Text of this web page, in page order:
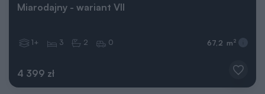
Miarodajny - wariant VII
4 399 zł
1+ 3 2 0 67,2 m 2